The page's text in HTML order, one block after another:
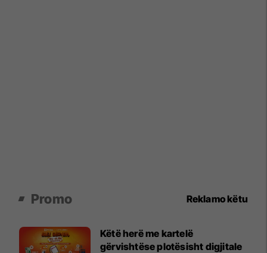
Promo Reklamo këtu
Këtë herë me kartelë
gërvishtëse plotësisht digjitale